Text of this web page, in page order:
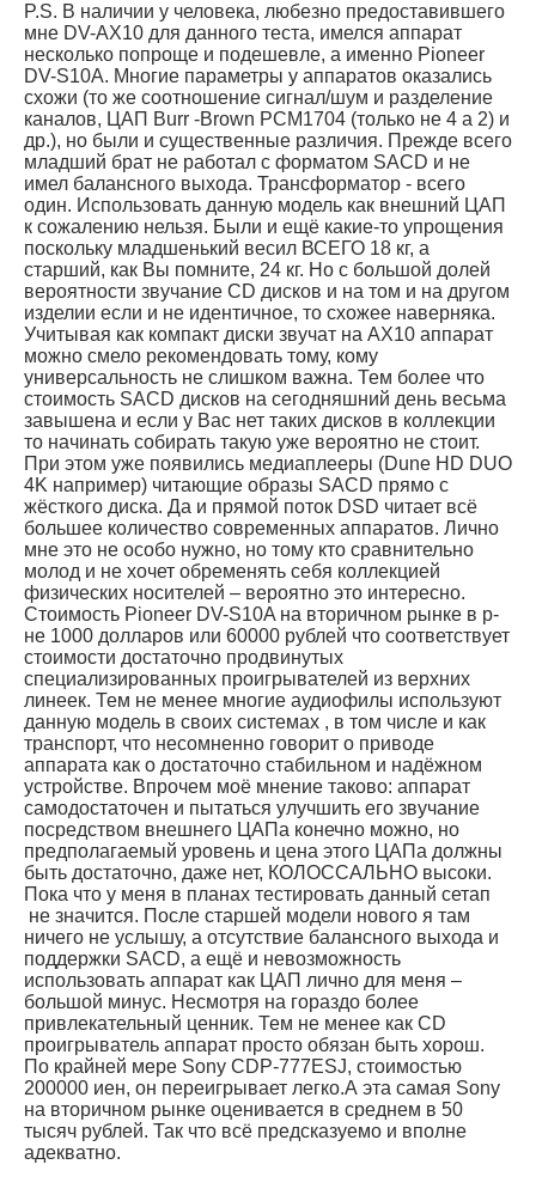
P.S. В наличии у человека, любезно предоставившего
мне DV-AX10 для данного теста, имелся аппарат
несколько попроще и подешевле, а именно Pioneer
DV-S10A. Многие параметры у аппаратов оказались
схожи (то же соотношение сигнал/шум и разделение
каналов, ЦАП Burr -Brown PCM1704 (только не 4 а 2) и
др.), но были и существенные различия. Прежде всего
младший брат не работал с форматом SACD и не
имел балансного выхода. Трансформатор - всего
один. Использовать данную модель как внешний ЦАП
к сожалению нельзя. Были и ещё какие-то упрощения
поскольку младшенький весил ВСЕГО 18 кг, а
старший, как Вы помните, 24 кг. Но с большой долей
вероятности звучание CD дисков и на том и на другом
изделии если и не идентичное, то схожее наверняка.
Учитывая как компакт диски звучат на АХ10 аппарат
можно смело рекомендовать тому, кому
универсальность не слишком важна. Тем более что
стоимость SACD дисков на сегодняшний день весьма
завышена и если у Вас нет таких дисков в коллекции
то начинать собирать такую уже вероятно не стоит.
При этом уже появились медиаплееры (Dune HD DUO
4K например) читающие образы SACD прямо с
жёсткого диска. Да и прямой поток DSD читает всё
большее количество современных аппаратов. Лично
мне это не особо нужно, но тому кто сравнительно
молод и не хочет обременять себя коллекцией
физических носителей – вероятно это интересно.
Стоимость Pioneer DV-S10A на вторичном рынке в р-
не 1000 долларов или 60000 рублей что соответствует
стоимости достаточно продвинутых
специализированных проигрывателей из верхних
линеек. Тем не менее многие аудиофилы используют
данную модель в своих системах , в том числе и как
транспорт, что несомненно говорит о приводе
аппарата как о достаточно стабильном и надёжном
устройстве. Впрочем моё мнение таково: аппарат
самодостаточен и пытаться улучшить его звучание
посредством внешнего ЦАПа конечно можно, но
предполагаемый уровень и цена этого ЦАПа должны
быть достаточно, даже нет, КОЛОССАЛЬНО высоки.
Пока что у меня в планах тестировать данный сетап
не значится. После старшей модели нового я там
ничего не услышу, а отсутствие балансного выхода и
поддержки SACD, а ещё и невозможность
использовать аппарат как ЦАП лично для меня –
большой минус. Несмотря на гораздо более
привлекательный ценник. Тем не менее как CD
проигрыватель аппарат просто обязан быть хорош.
По крайней мере Sony CDP-777ESJ, стоимостью
200000 иен, он переигрывает легко.А эта самая Sony
на вторичном рынке оценивается в среднем в 50
тысяч рублей. Так что всё предсказуемо и вполне
адекватно.